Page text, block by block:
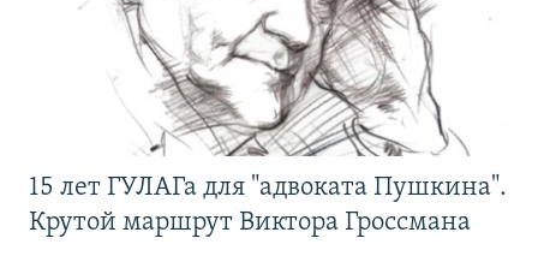
15 лет ГУЛАГа для "адвоката Пушкина".
Крутой маршрут Виктора Гроссмана